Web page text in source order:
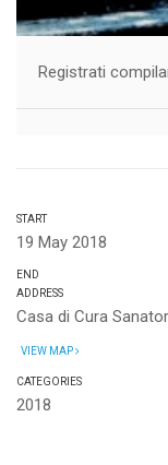
Registrati
START
19 May 2018
END
ADDRESS
Casa di Cura
VIEW MAP
CATEGORIES
2018